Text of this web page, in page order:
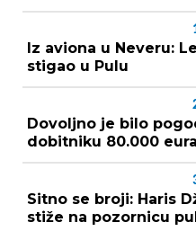
Iz aviona u Neveru:
stigao u Pulu
Dovoljno je bilo
dobitniku 80.000 eura
Sitno se broji: Haris
stiže na pozornicu